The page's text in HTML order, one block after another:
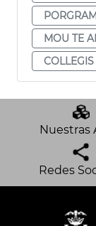
MOU TE
Nuestras
Redes